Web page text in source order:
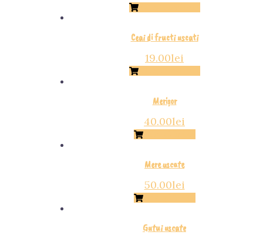
Citește mai mult
Ceai di fructi uscati
19.00lei
Citește mai mult
Merișor
40.00lei
Adaugă în Coș
Mere uscate
50.00lei
Adaugă în Coș
Gutui uscate